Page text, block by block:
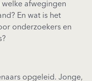
afwegingen
En wat is het
onderzoekers en
opgeleid. Jonge,